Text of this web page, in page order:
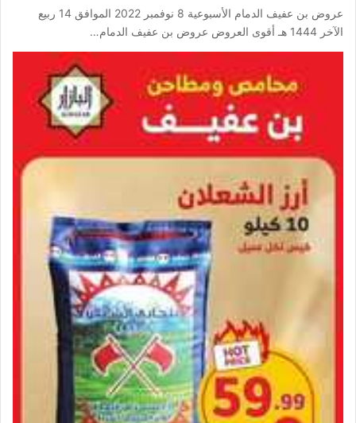
عروض بن عفيف الدمام الأسبوعية 8 نوفمبر 2022 الموافق 14 ربيع
الآخر 1444 هـ أقوى العروض عروض بن عفيف الدمام…